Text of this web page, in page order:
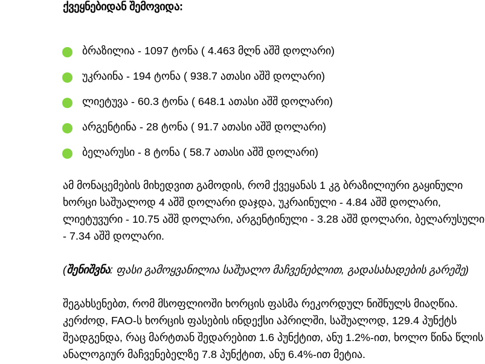
ქვეყნებიდან შემოვიდა:
ბრაზილია - 1097 ტონა ( 4.463 მლნ აშშ დოლარი)
უკრაინა - 194 ტონა ( 938.7 ათასი აშშ დოლარი)
ლიეტუვა - 60.3 ტონა ( 648.1 ათასი აშშ დოლარი)
არგენტინა - 28 ტონა ( 91.7 ათასი აშშ დოლარი)
ბელარუსი - 8 ტონა ( 58.7 ათასი აშშ დოლარი)
ამ მონაცემების მიხედვით გამოდის, რომ ქვეყანას 1 კგ ბრაზილიური გაყინული
ხორცი საშუალოდ 4 აშშ დოლარი დაჯდა, უკრაინული - 4.84 აშშ დოლარი,
ლიეტუვური - 10.75 აშშ დოლარი, არგენტინული - 3.28 აშშ დოლარი, ბელარუსული
- 7.34 აშშ დოლარი.
(შენიშვნა: ფასი გამოყვანილია საშუალო მაჩვენებლით, გადასახადების გარეშე)
შეგახსენებთ, რომ მსოფლიოში ხორცის ფასმა რეკორდულ ნიშნულს მიაღწია.
კერძოდ, FAO-ს ხორცის ფასების ინდექსი აპრილში, საშუალოდ, 129.4 პუნქტს
შეადგენდა, რაც მარტთან შედარებით 1.6 პუნქტით, ანუ 1.2%-ით, ხოლო წინა წლის
ანალოგიურ მაჩვენებელზე 7.8 პუნქტით, ანუ 6.4%-ით მეტია.